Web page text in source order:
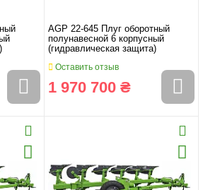
AGP 22-645 Плуг оборотный
полунавесной 6 корпусный
(гидравлическая защита)
Оставить отзыв
1 970 700 ₴